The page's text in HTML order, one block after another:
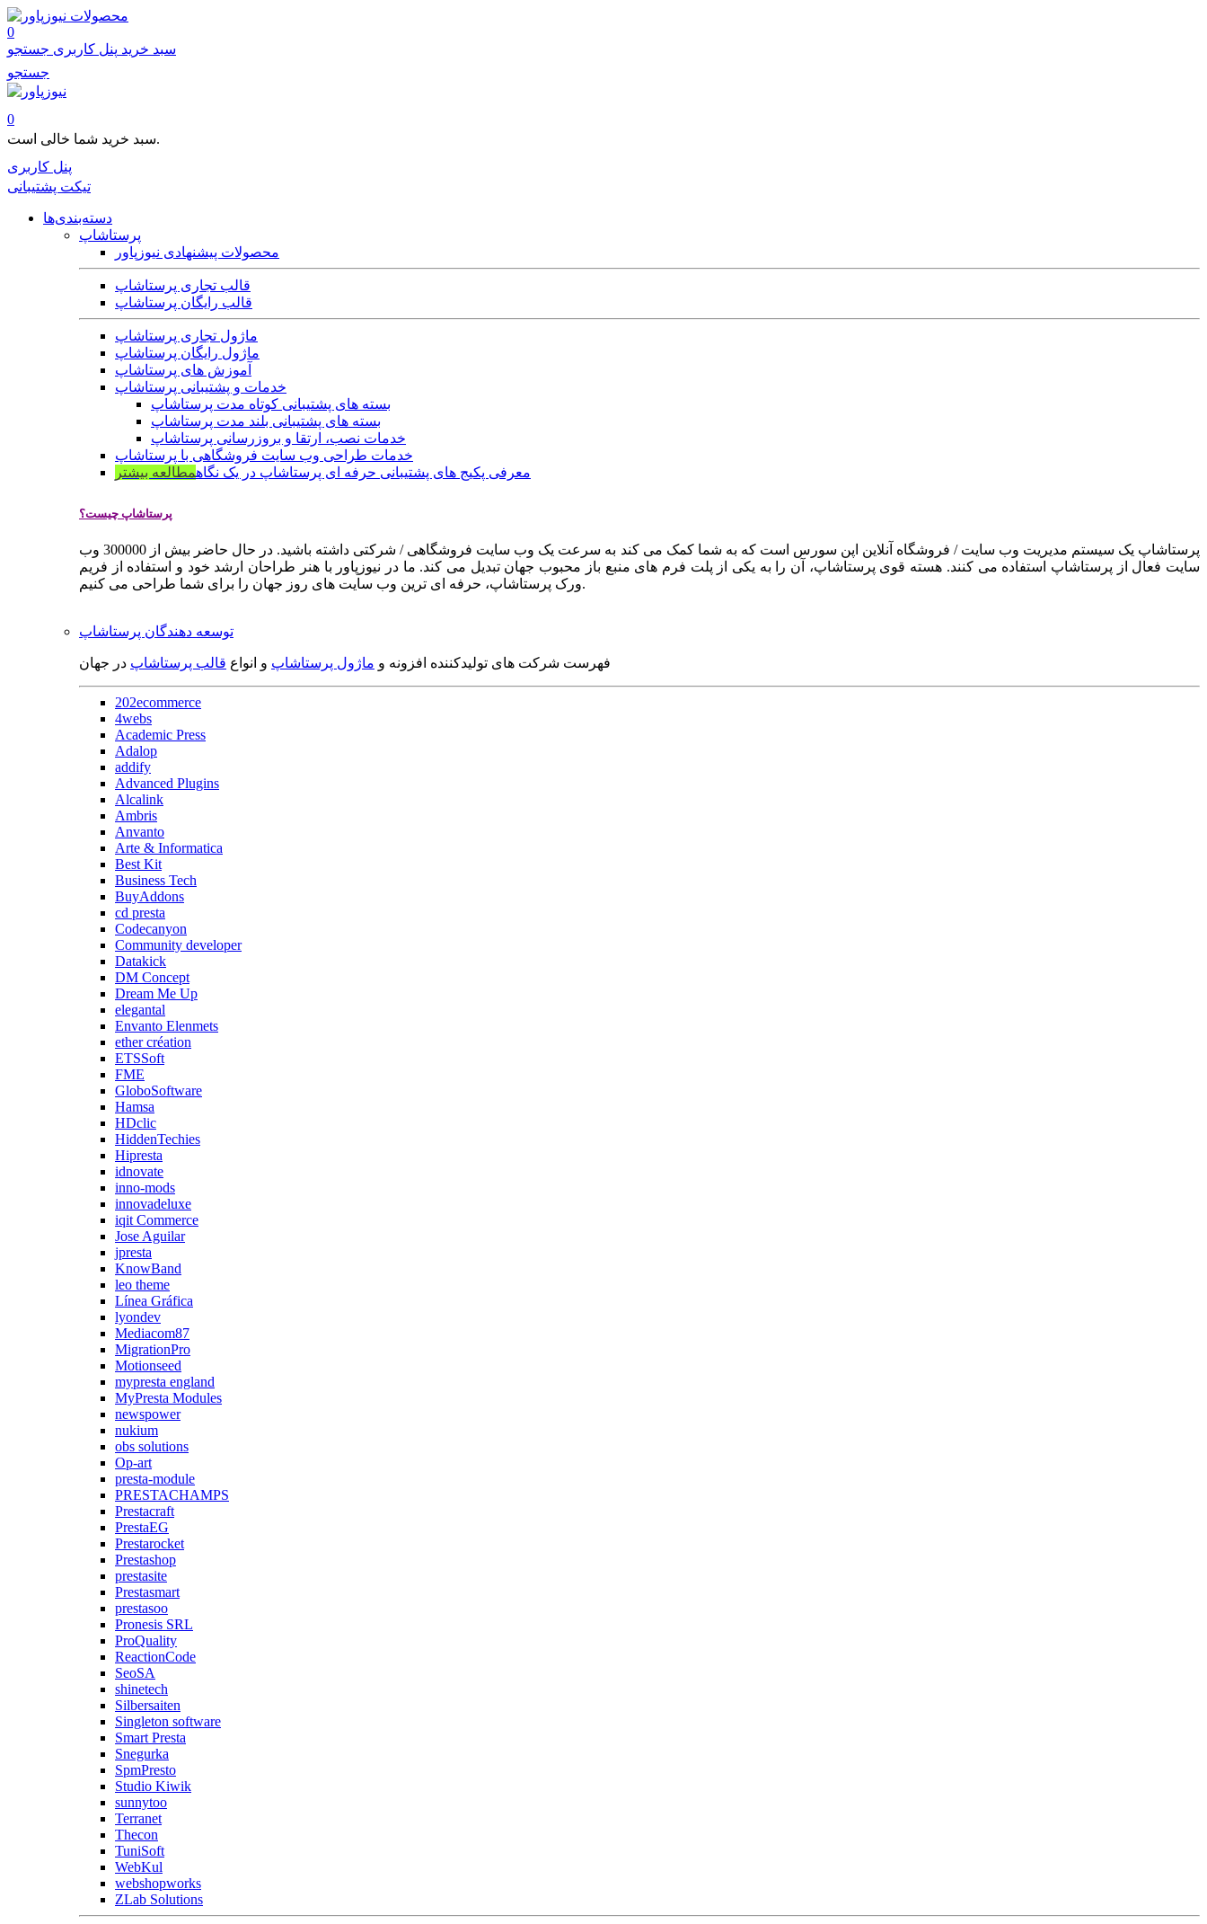
محصولات
0
سبد خرید پنل کاربری جستجو
جستجو
0
سبد خرید شما خالی است.
پنل کاربری
تیکت پشتیبانی
دسته‌بندی‌ها
پرستاشاپ
محصولات پیشنهادی نیوزپاور
قالب تجاری پرستاشاپ
قالب رایگان پرستاشاپ
ماژول تجاری پرستاشاپ
ماژول رایگان پرستاشاپ
آموزش های پرستاشاپ
خدمات و پشتیبانی پرستاشاپ
بسته های پشتیبانی کوتاه مدت پرستاشاپ
بسته های پشتیبانی بلند مدت پرستاشاپ
خدمات نصب، ارتقا و بروزرسانی پرستاشاپ
خدمات طراحی وب سایت فروشگاهی با پرستاشاپ
معرفی پکیج های پشتیبانی حرفه ای پرستاشاپ در یک نگاهمطالعه بیشتر
پرستاشاپ چیست؟
پرستاشاپ یک سیستم مدیریت وب سایت / فروشگاه آنلاین اپن سورس است که به شما کمک می کند به سرعت یک وب سایت فروشگاهی / شرکتی داشته باشید. در حال حاضر بیش از 300000 وب
سایت فعال از پرستاشاپ استفاده می کنند. هسته قوی پرستاشاپ، آن را به یکی از پلت فرم های منبع باز محبوب جهان تبدیل می کند. ما در نیوزپاور با هنر طراحان ارشد خود و استفاده از فریم
ورک پرستاشاپ، حرفه ای ترین وب سایت های روز جهان را برای شما طراحی می کنیم.
توسعه دهندگان پرستاشاپ
فهرست شرکت های تولیدکننده افزونه و ماژول پرستاشاپ و انواع قالب پرستاشاپ در جهان
202ecommerce
4webs
Academic Press
Adalop
addify
Advanced Plugins
Alcalink
Ambris
Anvanto
Arte & Informatica
Best Kit
Business Tech
BuyAddons
cd presta
Codecanyon
Community developer
Datakick
DM Concept
Dream Me Up
elegantal
Envanto Elenmets
ether création
ETSSoft
FME
GloboSoftware
Hamsa
HDclic
HiddenTechies
Hipresta
idnovate
inno-mods
innovadeluxe
iqit Commerce
Jose Aguilar
jpresta
KnowBand
leo theme
Línea Gráfica
lyondev
Mediacom87
MigrationPro
Motionseed
mypresta england
MyPresta Modules
newspower
nukium
obs solutions
Op-art
presta-module
PRESTACHAMPS
Prestacraft
PrestaEG
Prestarocket
Prestashop
prestasite
Prestasmart
prestasoo
Pronesis SRL
ProQuality
ReactionCode
SeoSA
shinetech
Silbersaiten
Singleton software
Smart Presta
Snegurka
SpmPresto
Studio Kiwik
sunnytoo
Terranet
Thecon
TuniSoft
WebKul
webshopworks
ZLab Solutions